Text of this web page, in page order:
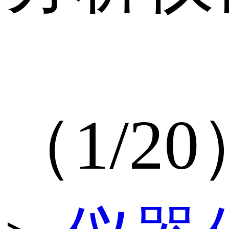
（1/20